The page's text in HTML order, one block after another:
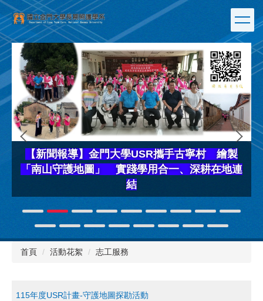
跳
到
主
要
內
容
區
手古寧村 繪製
、深耕在地連
首頁 活動花絮 志工服務
115年度USR計畫-守護地圖探勘活動